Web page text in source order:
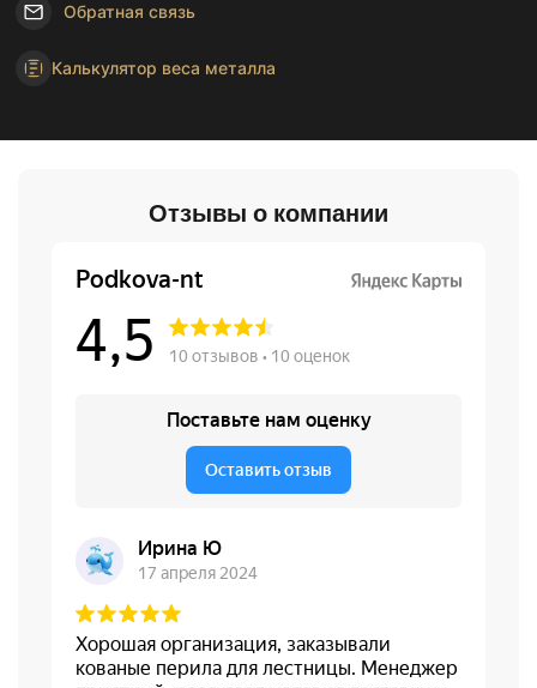
Обратная связь
Калькулятор веса металла
Отзывы о компании